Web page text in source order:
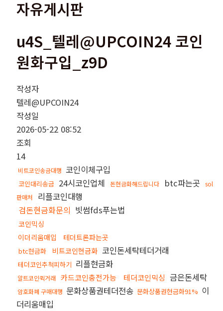
자유게시판
u4S_텔레@UPCOIN24 코인
원화구입_z9D
작성자
텔레@UPCOIN24
작성일
2026-05-22 08:52
조회
14
비트코인송금대행 코인이체구입
코인대리송금 24시코인업체 돈현금화해드립니다 btc파는곳
sol
판매처
리플코인대행
검돈현금화문의 빗썸fds푸는법
코인믹싱
이더리움매입
테더트론파는곳
btc현금화 비트코인현금화 코인돈세탁테더거래
테더코인추척피하기 리플현금화
알트코인퀵거래 카드코인충전가능 테더코인믹싱 금은돈세탁
암호화폐 구매대행 문화상품권테더전송 문화상품권현금화91% 이
더리움매입